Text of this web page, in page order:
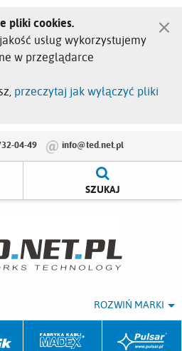
pliki cookies.
usług wykorzystujemy
w przeglądarce
przeczytaj jak wyłączyć pliki
×
04-49 info@ted.net.pl
SZUKAJ
ROZWIŃ MARKI